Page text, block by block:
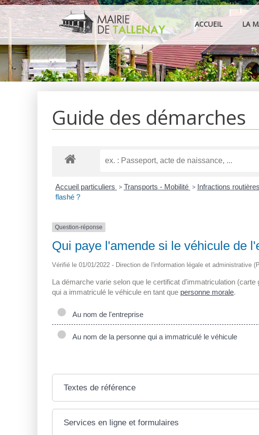
Aller
au
contenu
ACCUEIL LA
Guide des démarches
Accueil particuliers > Transports - Mobilité > Infractions routières
flashé ?
Question-réponse
Qui paye l'amende si le véhicule de
Vérifié le 01/01/2022 - Direction de l'information légale et administrative
La démarche varie selon que le certificat d'immatriculation
qui a immatriculé le véhicule en tant que personne morale.
Au nom de l'entreprise
Au nom de la personne qui a immatriculé le véhicule
Textes de référence
Services en ligne et formulaires